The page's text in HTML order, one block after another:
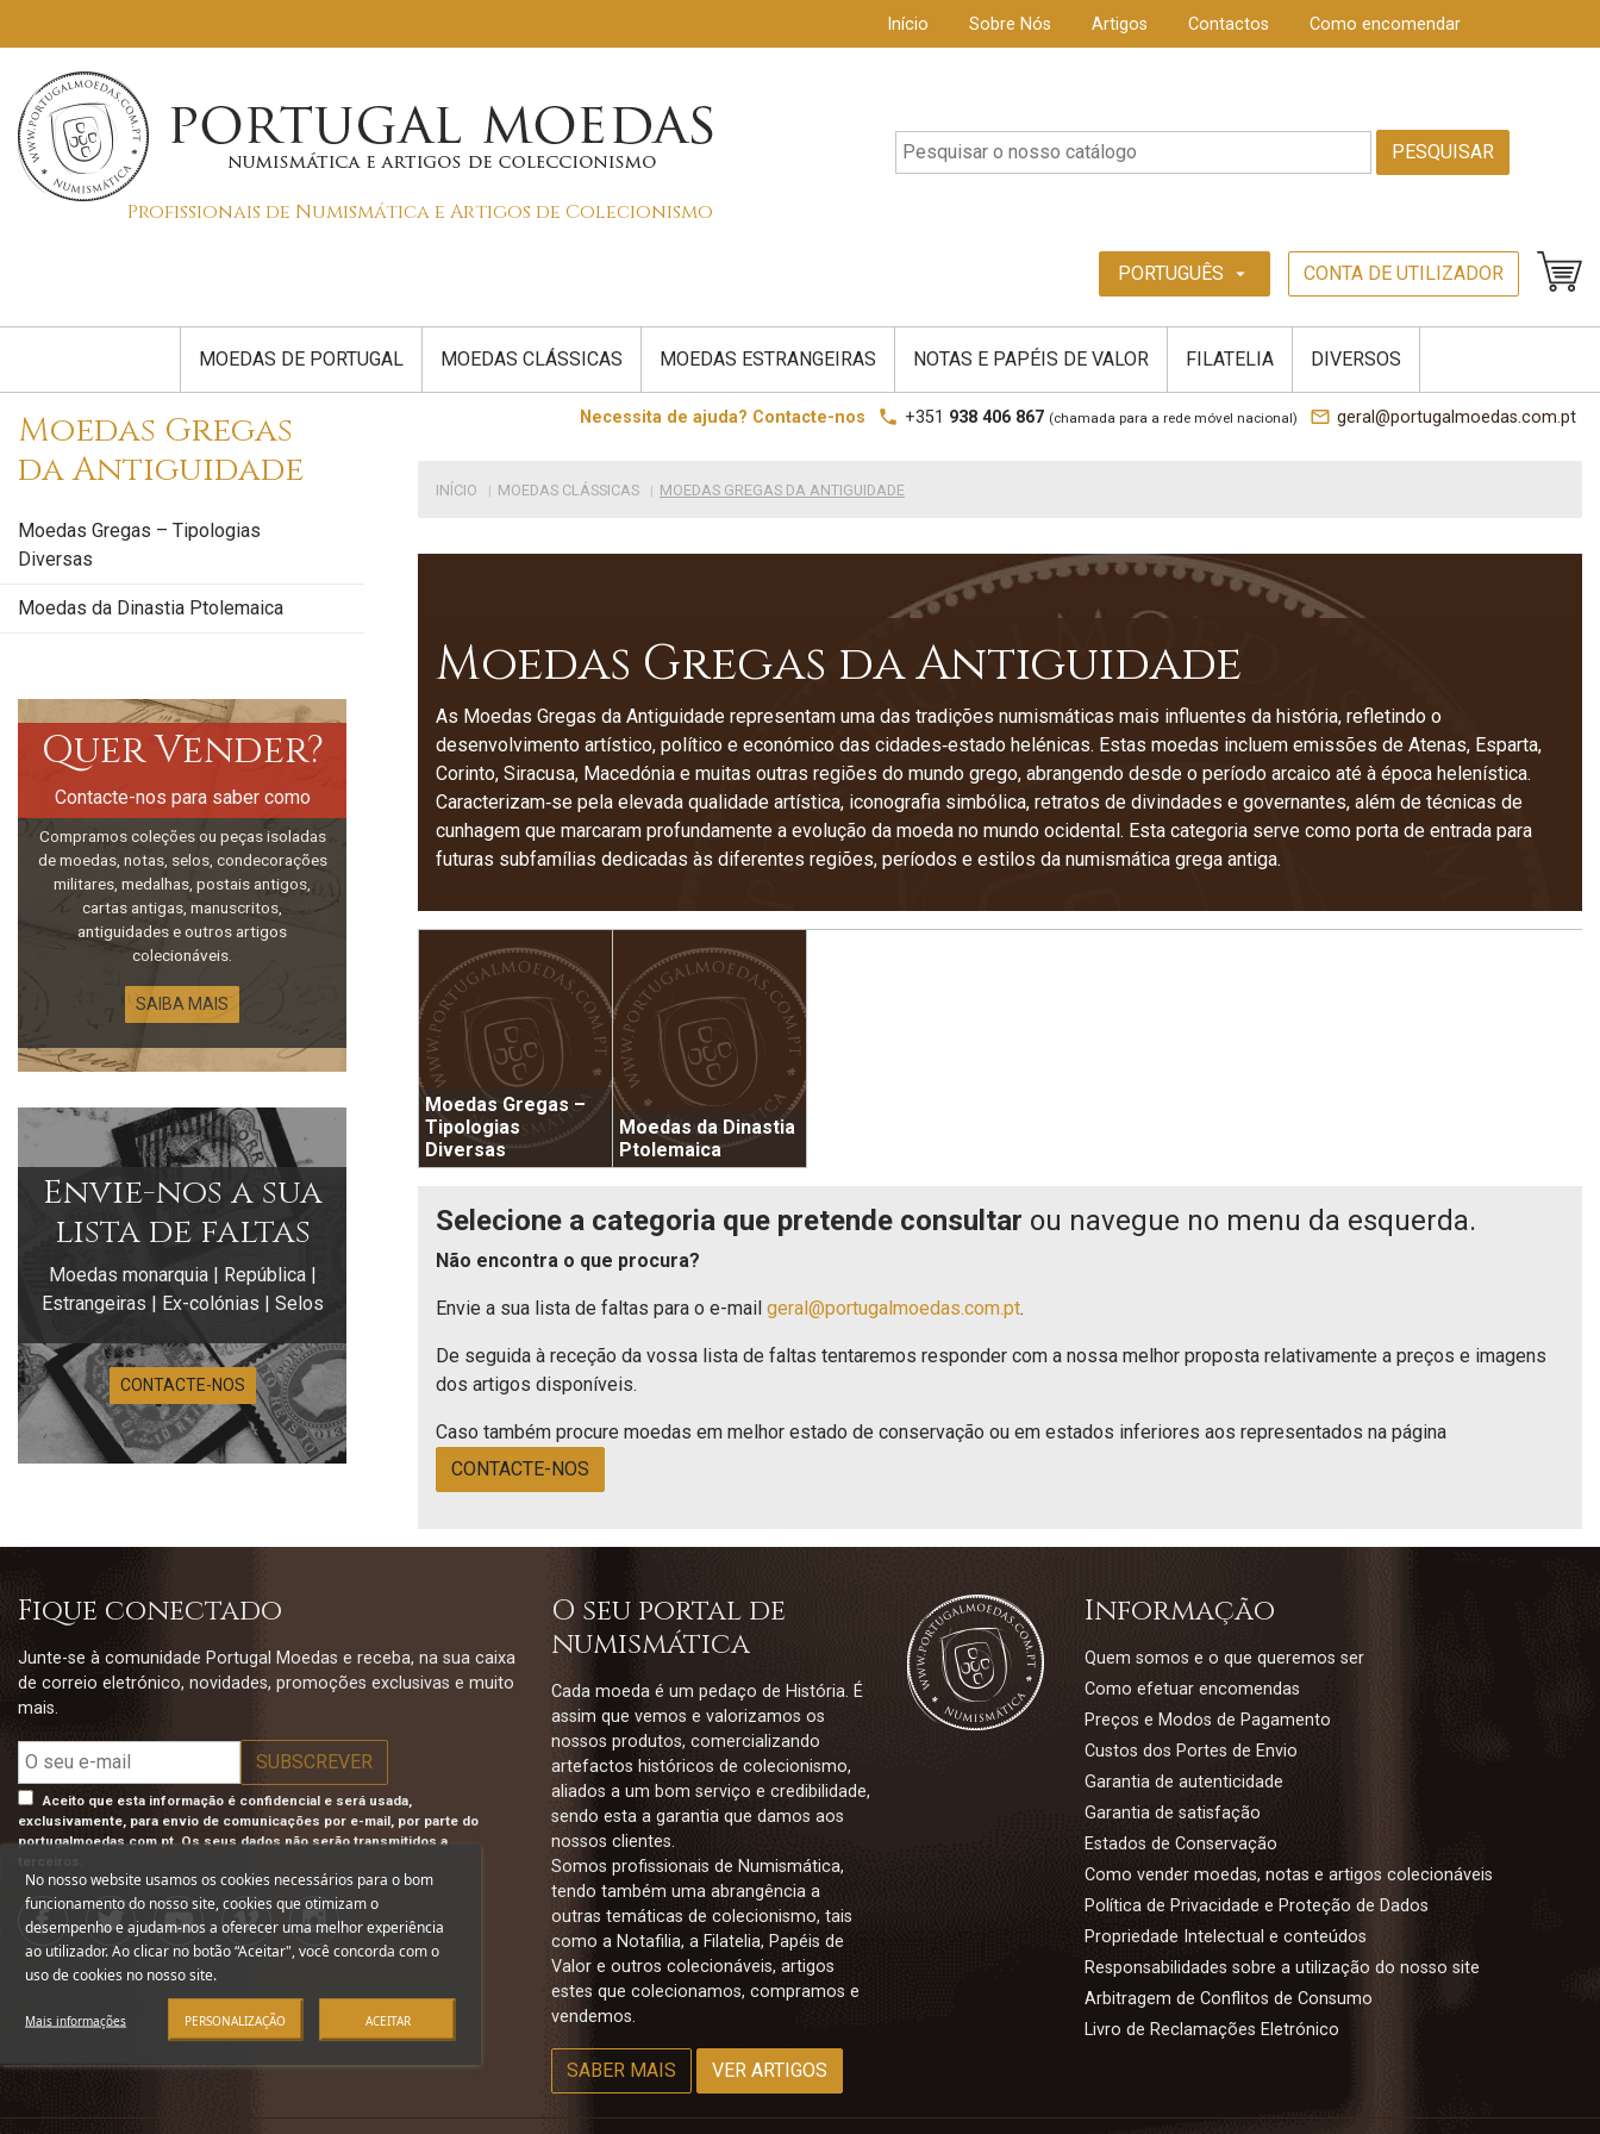
Início Sobre Nós Artigos Contactos Como encomendar
Profissionais de Numismática e Artigos de Colecionismo
PESQUISAR
PORTUGUÊS arrow_drop_down CONTA DE UTILIZADOR
MOEDAS DE PORTUGAL MOEDAS CLÁSSICAS MOEDAS ESTRANGEIRAS NOTAS E PAPÉIS DE VALOR FILATELIA DIVERSOS
Moedas Gregas
da Antiguidade
Moedas Gregas – Tipologias
Diversas
Moedas da Dinastia Ptolemaica
Quer Vender?
Contacte-nos para saber como
Compramos coleções ou peças isoladas
de moedas, notas, selos, condecorações
militares, medalhas, postais antigos,
cartas antigas, manuscritos,
antiguidades e outros artigos
colecionáveis.
SAIBA MAIS
Envie-nos a sua
lista de faltas
Moedas monarquia | República |
Estrangeiras | Ex-colónias | Selos
CONTACTE-NOS
Necessita de ajuda? Contacte-nos local_phone +351 938 406 867 (chamada para a rede móvel nacional) mail_outline geral@portugalmoedas.com.pt
INÍCIO MOEDAS CLÁSSICAS MOEDAS GREGAS DA ANTIGUIDADE
Moedas Gregas da Antiguidade
As Moedas Gregas da Antiguidade representam uma das tradições numismáticas mais influentes da história, refletindo o
desenvolvimento artístico, político e económico das cidades‑estado helénicas. Estas moedas incluem emissões de Atenas, Esparta,
Corinto, Siracusa, Macedónia e muitas outras regiões do mundo grego, abrangendo desde o período arcaico até à época helenística.
Caracterizam‑se pela elevada qualidade artística, iconografia simbólica, retratos de divindades e governantes, além de técnicas de
cunhagem que marcaram profundamente a evolução da moeda no mundo ocidental. Esta categoria serve como porta de entrada para
futuras subfamílias dedicadas às diferentes regiões, períodos e estilos da numismática grega antiga.
Moedas Gregas –
Tipologias
Diversas
Moedas da Dinastia
Ptolemaica
Selecione a categoria que pretende consultar ou navegue no menu da esquerda.
Não encontra o que procura?
Envie a sua lista de faltas para o e-mail geral@portugalmoedas.com.pt.
De seguida à receção da vossa lista de faltas tentaremos responder com a nossa melhor proposta relativamente a preços e imagens
dos artigos disponíveis.
Caso também procure moedas em melhor estado de conservação ou em estados inferiores aos representados na página
CONTACTE-NOS
Fique conectado
Junte-se à comunidade Portugal Moedas e receba, na sua caixa
de correio eletrónico, novidades, promoções exclusivas e muito
mais.
Aceito que esta informação é confidencial e será usada,
exclusivamente, para envio de comunicações por e-mail, por parte do
portugalmoedas.com.pt. Os seus dados não serão transmitidos a
O seu portal de
numismática
Cada moeda é um pedaço de História. É
assim que vemos e valorizamos os
nossos produtos, comercializando
artefactos históricos de colecionismo,
aliados a um bom serviço e credibilidade,
sendo esta a garantia que damos aos
nossos clientes.
Somos profissionais de Numismática,
tendo também uma abrangência a
outras temáticas de colecionismo, tais
como a Notafilia, a Filatelia, Papéis de
Valor e outros colecionáveis, artigos
estes que colecionamos, compramos e
vendemos.
SABER MAIS VER ARTIGOS
Informação
Quem somos e o que queremos ser
Como efetuar encomendas
Preços e Modos de Pagamento
Custos dos Portes de Envio
Garantia de autenticidade
Garantia de satisfação
Estados de Conservação
Como vender moedas, notas e artigos colecionáveis
Política de Privacidade e Proteção de Dados
Propriedade Intelectual e conteúdos
Responsabilidades sobre a utilização do nosso site
Arbitragem de Conflitos de Consumo
Livro de Reclamações Eletrónico
No nosso website usamos os cookies necessários para o bom
funcionamento do nosso site, cookies que otimizam o
desempenho e ajudam-nos a oferecer uma melhor experiência
ao utilizador. Ao clicar no botão “Aceitar", você concorda com o
uso de cookies no nosso site.
Mais informações PERSONALIZAÇÃO ACEITAR